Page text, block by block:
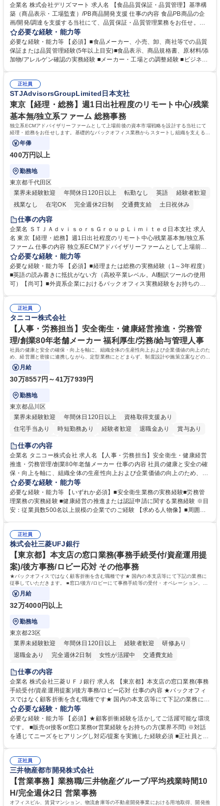
企業名 株式会社デリズマート 求人名 【食品品質保証・品質管理】基準構
築（商品表示・工場監査）/PB商品開発支援 仕事の内容 食品PB商品の企
画/開発/調達を支援する当社にて、品質保証・品質管理業務をお任せ。商
品規格書、食品表示、原材料/添加物/アレルゲン確認を中心に国内外メー
カー・工場の品質基準整備から発売後対応まで担います。 【詳細】 ■商品
規格書、一括表示、栄養成分、原材料・添加物・アレルゲンの確認 ■メー
カーへの修正指示・承認管理 ■国内外工場の監査、製造立会い、改善指導
企業への品質報告・問い合わせ対応 ■商品開発、物流、営業との連携 ※業
務内容の変更の範囲：当社業務全般 募集職種 【食品品質保証・品質管
理】基準構築（商品表示・工場監査）/PB商品開発支援
必要な経験・能力等
必要な経験・能力等 【必須】■食品メーカー、小売、卸、商社等での品質
保証または品質管理経験(5年以上目安)■食品表示、商品規格書、原材料/添
加物/アレルゲン確認の実務経験 ■メーカー・工場との調整経験 ■ビジネス
FS規格の内部監査員研修修了 ■TOEIC700点以上の英語力やビジネス上で
中国語での商談が可能な方 学歴・資格 学歴：大学院 大学 語学力： 資格：
正社員
STJAdvisorsGroupLimited日本支社
東京【経理・総務】週1日出社程度のリモート中心/残業
基本無/独立系ファーム 総務事務
独立系ECMアドバイザリーファームとして上場前後の資本市場戦略を設計する当社にて
経理・総務をお任せします。基礎的なバックオフィス業務からスタートし組織を支える専
任担当として広く活躍できる環境です。
年俸
400万円以上
勤務地
東京都千代田区
業界未経験歓迎
年間休日120日以上 転勤なし 英語
経験者歓迎
残業なし
在宅OK 完全週休2日制 交通費支給 土日祝休み
仕事の内容
企業名 ＳＴＪＡｄｖｉｓｏｒｓＧｒｏｕｐＬｉｍｉｔｅｄ日本支社 求人
名 東京【経理・総務】週1日出社程度のリモート中心/残業基本無/独立系
ファーム 仕事の内容 独立系ECMアドバイザリーファームとして上場前後
の資本市場戦略を設計する当社にて経理・総務をお任せします。基礎的な
バックオフィス業務からスタートし組織を支える専任担当として広く活躍
できる環境です。 ■日常経理、月次および年次決算サポート業務 ■本国
（グローバル）との英文メール対応（AI翻訳ツール等を使用しての対応で
業務をお任せします。残業も基本的には発生せず、ご自身のペースで業務
を進めやすく定着率の高い環境です。 募集職種 東京【経理・総務】週1日
出社程度のリモート中心/残業基本無/独立系ファーム
必要な経験・能力等
必要な経験・能力等 【必須】■経理または総務の実務経験（1～3年程度）
■英語の読み書きに抵抗がない方（高校卒業レベル。AI翻訳ツールの使用
可）【尚可】■外資系企業におけるバックオフィス実務経験をお持ちの方
【働き方について】現在は週4日程度の在宅勤務を実施しており、ワーク
ライフバランスを重視する方に最適な環境です（フルリモートも面接で相
談可）。【求める人物像】幅広いバックオフィス業務に柔軟に対応でき、
社内外と円滑にコミュニケーションを取りながら業務を推進できる方 学
歴・資格 学歴：大学院 大学 高専 短大 専修学校 高校 語学力： 資格：
正社員
タニコー株式会社
【人事・労務担当】安全衛生・健康経営推進・労務管
理/創業80年老舗メーカー 福利厚生/労務/給与管理人事
社員の健康と安全の確保・向上を軸に、組織全体の生産性向上および企業価値の向上のた
め、経営層と密接に連携しながら、定型業務にとどまらず、制度設計や施策立案などの上
流工程から関与していただきます。
月給
30万8557円～41万7939円
勤務地
東京都品川区
業界未経験歓迎
年間休日120日以上
資格取得支援あり
住宅手当あり
時短勤務あり 経験者歓迎 退職金あり
賞与あり
完全週休2日制
寮・社宅あり
仕事の内容
企業名 タニコー株式会社 求人名 【人事・労務担当】安全衛生・健康経営
推進・労務管理/創業80年老舗メーカー 仕事の内容 社員の健康と安全の確
保・向上を軸に、組織全体の生産性向上および企業価値の向上のため、経
営層と密接に連携しながら、定型業務にとどまらず、制度設計や施策立案
などの上流工程から関与していただきます。 【主な業務内容】■安全衛生
業務（ストレスチェック、健康診断の運用、産業医との連携 など）■健康
経営認証取得に向けた企画・推進■労務管理（労働時間の分析、労働環境
を底上げすべく、ともにご活躍いただける方の増員募集となります。 募集
職種 【人事・労務担当】安全衛生・健康経営推進・労務管理/創業80年老
舗メーカー
必要な経験・能力等
必要な経験・能力等 【いずれか必須】■安全衛生業務の実務経験■労務管
理業務の実務経験 ■健康経営の推進または認証申請に関する業務経験 ※目
安：従業員数500名以上規模の企業でのご経験 【求める人物像】■周囲
部門と連携しながら業務を推進できる方■Excelや労務管理システムの実務
使用経験をお持ちの方 学歴・資格 学歴：大学院 大学 高専 短大 専修学校
高校 語学力： 資格：
正社員
株式会社三菱UFJ銀行
【東京都】本支店の窓口業務(事務手続受付/資産運用提
案)/後方事務/ロビー応対 その他事務
★バックオフィスではなく顧客折衝を含む職種です★ 国内の本支店等にて下記の業務に
従事していただきます。 ■窓口/後方/ロビーにて事務手続等の受付・オペレーション、お
客様対応
月給
32万4000円以上
勤務地
東京都23区
業界未経験歓迎
年間休日120日以上 経験者歓迎
研修あり
退職金あり
完全週休2日制 女性が活躍中
交通費支給
土日祝休み
仕事の内容
企業名 株式会社三菱ＵＦＪ銀行 求人名 【東京都】本支店の窓口業務(事務
手続受付/資産運用提案)/後方事務/ロビー応対 仕事の内容 ★バックオフィ
スではなく顧客折衝を含む職種です★ 国内の本支店等にて下記の業務に従
事していただきます。 ■窓口/後方/ロビーにて事務手続等の受付・オペレ
ーション、お客様対応 ■窓口にて、ご来店された個人のお客様に対して金
融商品のご提案 ■効率的な事務運用の検討・構築等 ≪業務紹介：ご応募前
に必ずご覧ください≫ ※記事 https://www.mysite.bk.mufg.jp/career/circle/
必要な経験・能力等
必要な経験・能力等 【必須】★顧客折衝経験を活かしてご活躍可能な環境
です。 ■販売or接客or窓口業務or営業経験をお持ちの方(業界不問) ※対話
を通じてニーズをヒアリングし対応/提案を実施した経験必須 ■正社員とし
るので安心して入行いただけます。 幅広いキャリアの選択肢があり、公募
や社内副業等を活用し、 一人ひとりが挑戦できるカルチャーが浸透してい
ます。 学歴・資格 学歴：大学院 大学 高専 短大 専修学校 高校 語学力：
資格：
正社員
三井物産都市開発株式会社
【営業事務】業務職/三井物産グループ/平均残業時間10
H/完全週休2日 営業事務
オフィスビル、賃貸マンション、物流倉庫等の不動産開発事業における用地取得、開発推